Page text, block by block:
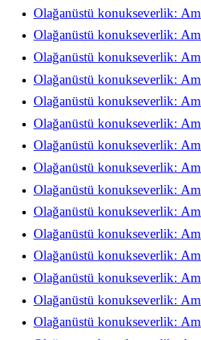
refah deneyimini yeniden
Olağanüstü konukseverlik:
refah deneyimini yeniden
Olağanüstü konukseverlik:
refah deneyimini yeniden
Olağanüstü konukseverlik:
refah deneyimini yeniden
Olağanüstü konukseverlik:
refah deneyimini yeniden
Olağanüstü konukseverlik:
refah deneyimini yeniden
Olağanüstü konukseverlik:
refah deneyimini yeniden
Olağanüstü konukseverlik:
refah deneyimini yeniden
Olağanüstü konukseverlik:
refah deneyimini yeniden
Olağanüstü konukseverlik:
refah deneyimini yeniden
Olağanüstü konukseverlik:
refah deneyimini yeniden
Olağanüstü konukseverlik:
refah deneyimini yeniden
Olağanüstü konukseverlik:
refah deneyimini yeniden
Olağanüstü konukseverlik:
refah deneyimini yeniden
Olağanüstü konukseverlik:
refah deneyimini yeniden
Olağanüstü konukseverlik:
refah deneyimini yeniden